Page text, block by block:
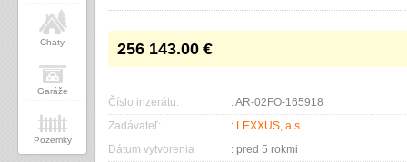
256 143.00 €
Číslo inzerátu:
: AR-02FO-165918
Zadávateľ:
: LEXXUS, a.s.
Dátum vytvorenia
: pred 5 rokmi
Chaty
Garáže
Pozemky